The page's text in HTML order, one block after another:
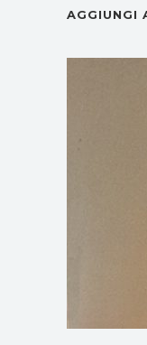
AGGIUNGI